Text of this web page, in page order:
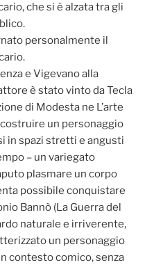
che si è alzata tra gli
personalmente il
e Vigevano alla
è stato vinto da Tecla
di Modesta ne L’arte
un personaggio
in spazi stretti e angusti
– un variegato
plasmare un corpo
possibile conquistare
Bannò (La Guerra del
naturale e irriverente,
un personaggio
contesto comico, senza